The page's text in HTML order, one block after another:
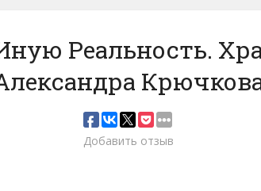
Реальность.
Добавить отзыв